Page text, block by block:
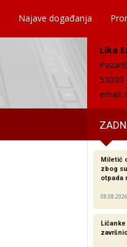
Najave događanja
Lika
53000
email:
Miletić
zbog
otpada
08.08.2026